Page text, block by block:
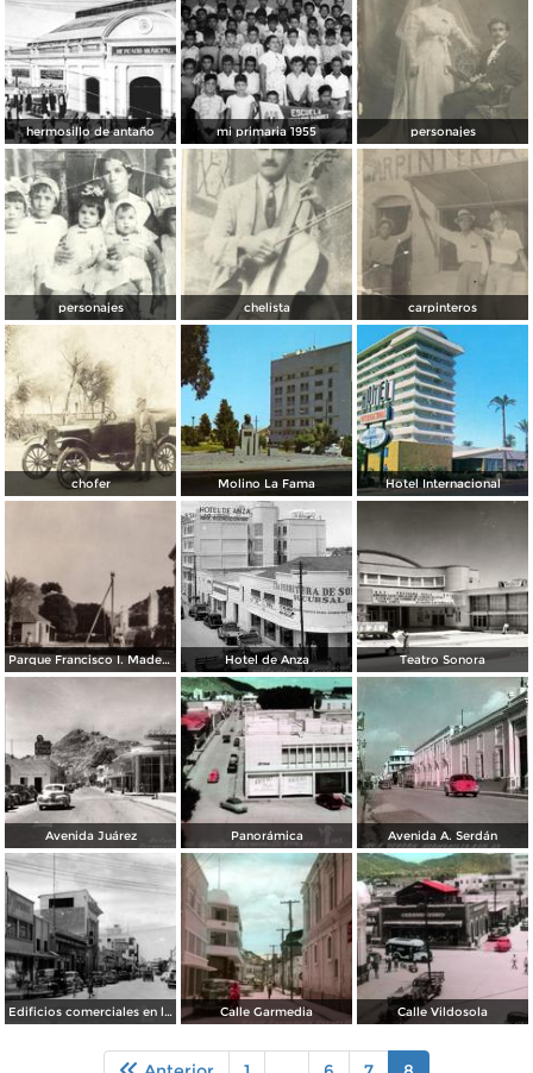
hermosillo de antaño mi primaria 1955 personajes
personajes chelista carpinteros
chofer Molino La Fama Hotel Internacional
Parque Francisco I. Madero Hotel de Anza Teatro Sonora
Avenida Juárez Panorámica Avenida A. Serdán
Edificios comerciales en la esquina de Serdán y Abasolo Calle Garmedia Calle Vildosola